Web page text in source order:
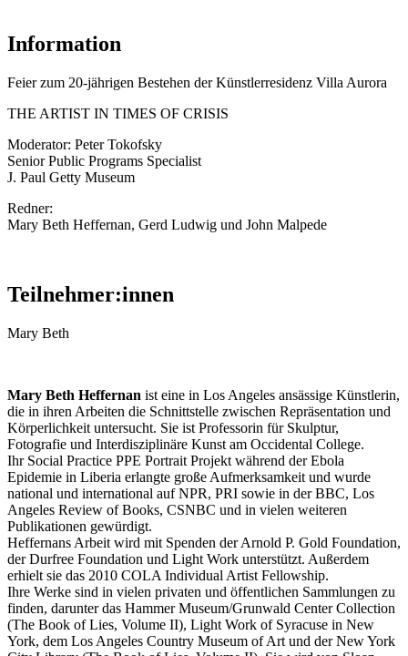
Information
Feier zum 20-jährigen Bestehen der Künstlerresidenz Villa Aurora
THE ARTIST IN TIMES OF CRISIS
Moderator: Peter Tokofsky
Senior Public Programs Specialist
J. Paul Getty Museum
Redner:
Mary Beth Heffernan, Gerd Ludwig und John Malpede
Teilnehmer:innen
Mary Beth
Mary Beth Heffernan ist eine in Los Angeles ansässige Künstlerin,
die in ihren Arbeiten die Schnittstelle zwischen Repräsentation und
Körperlichkeit untersucht. Sie ist Professorin für Skulptur,
Fotografie und Interdisziplinäre Kunst am Occidental College.
Ihr Social Practice PPE Portrait Projekt während der Ebola
Epidemie in Liberia erlangte große Aufmerksamkeit und wurde
national und international auf NPR, PRI sowie in der BBC, Los
Angeles Review of Books, CSNBC und in vielen weiteren
Publikationen gewürdigt.
Heffernans Arbeit wird mit Spenden der Arnold P. Gold Foundation,
der Durfree Foundation und Light Work unterstützt. Außerdem
erhielt sie das 2010 COLA Individual Artist Fellowship.
Ihre Werke sind in vielen privaten und öffentlichen Sammlungen zu
finden, darunter das Hammer Museum/Grunwald Center Collection
(The Book of Lies, Volume II), Light Work of Syracuse in New
York, dem Los Angeles Country Museum of Art und der New York